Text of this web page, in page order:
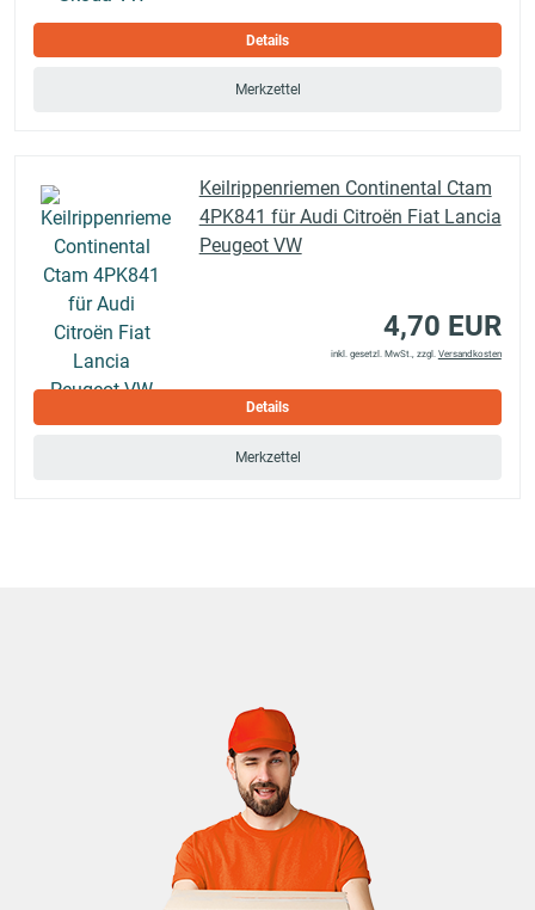
Details
Merkzettel
Keilrippenriemen Continental Ctam
4PK841 für Audi Citroën Fiat Lancia
Peugeot VW
4,70 EUR
inkl. gesetzl. MwSt., zzgl. Versandkosten
Details
Merkzettel